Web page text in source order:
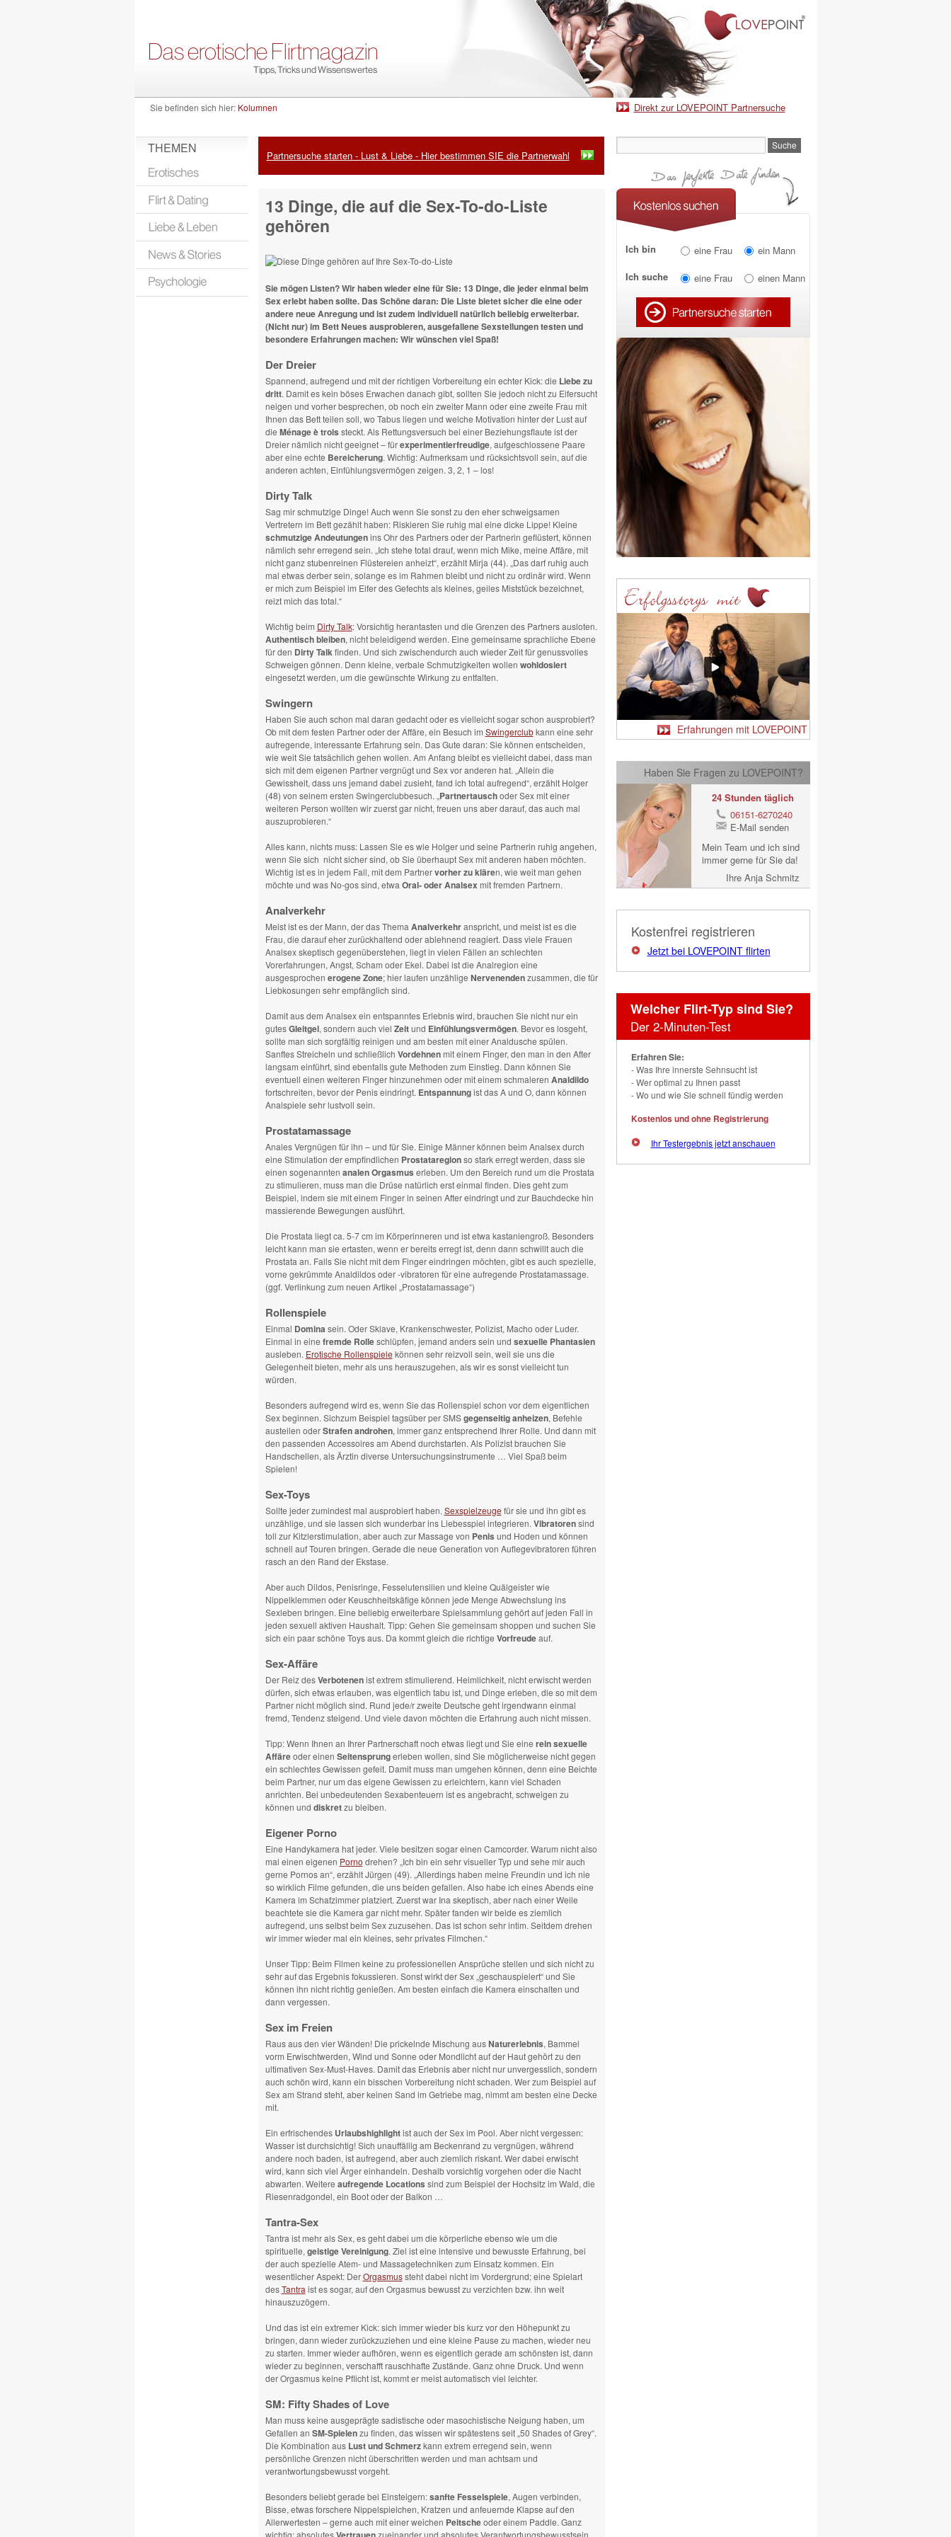
Sie befinden sich hier: Kolumnen Direkt zur LOVEPOINT Partnersuche
THEMEN
Ich bin eine Frau
ein Mann
Ich suche
eine Frau einen Mann
Erfahrungen mit LOVEPOINT
Haben Sie Fragen zu LOVEPOINT?
24 Stunden täglich
06151-6270240
E-Mail senden
Mein Team und ich sind
immer gerne für Sie da!
Ihre Anja Schmitz
Kostenfrei registrieren
Jetzt bei LOVEPOINT flirten
Welcher Flirt-Typ sind Sie?
Der 2-Minuten-Test
Erfahren Sie:
Was Ihre innerste Sehnsucht ist
Wer optimal zu Ihnen passt
Wo und wie Sie schnell fündig werden
Kostenlos und ohne Registrierung
Ihr Testergebnis jetzt anschauen
Partnersuche starten - Lust & Liebe - Hier bestimmen SIE die Partnerwahl
13 Dinge, die auf die Sex-To-do-Liste
gehören
Sie mögen Listen? Wir haben wieder eine für Sie: 13 Dinge, die jeder einmal beim
Sex erlebt haben sollte. Das Schöne daran: Die Liste bietet sicher die eine oder
andere neue Anregung und ist zudem individuell natürlich beliebig erweiterbar.
(Nicht nur) im Bett Neues ausprobieren, ausgefallene Sexstellungen testen und
besondere Erfahrungen machen: Wir wünschen viel Spaß!
Der Dreier
Spannend, aufregend und mit der richtigen Vorbereitung ein echter Kick: die Liebe zu
dritt. Damit es kein böses Erwachen danach gibt, sollten Sie jedoch nicht zu Eifersucht
neigen und vorher besprechen, ob noch ein zweiter Mann oder eine zweite Frau mit
Ihnen das Bett teilen soll, wo Tabus liegen und welche Motivation hinter der Lust auf
die Ménage è trois steckt. Als Rettungsversuch bei einer Beziehungsflaute ist der
Dreier nämlich nicht geeignet – fürexperimentierfreudige, aufgeschlossene Paare
aber eine echte Bereicherung. Wichtig: Aufmerksam und rücksichtsvoll sein, auf die
anderen achten, Einfühlungsvermögen zeigen. 3, 2, 1 – los!
Dirty Talk
Sag mir schmutzige Dinge! Auch wenn Sie sonst zu den eher schweigsamen
Vertretern im Bett gezählt haben: Riskieren Sie ruhig mal eine dicke Lippe! Kleine
schmutzige Andeutungenins Ohr des Partners oder der Partnerin geflüstert, können
nämlich sehr erregend sein. „Ich stehe total drauf, wenn mich Mike, meine Affäre, mit
nicht ganz stubenreinen Flüstereien anheizt“, erzählt Mirja (44). „Das darf ruhig auch
mal etwas derber sein, solange es im Rahmen bleibt und nicht zu ordinär wird. Wenn
er mich zum Beispiel im Eifer des Gefechts als kleines, geiles Miststück bezeichnet,
reizt mich das total.“
Wichtig beim Dirty Talk: Vorsichtig herantasten und die Grenzen des Partners ausloten.
Authentisch bleiben, nicht beleidigend werden. Eine gemeinsame sprachliche Ebene
für den Dirty Talk finden. Und sich zwischendurch auch wieder Zeit für genussvolles
Schweigen gönnen. Denn kleine, verbale Schmutzigkeiten wollen wohldosiert
eingesetzt werden, um die gewünschte Wirkung zu entfalten.
Swingern
Haben Sie auch schon mal daran gedacht oder es vielleicht sogar schon ausprobiert?
Ob mit dem festen Partner oder der Affäre, ein Besuch im Swingerclubkann eine sehr
aufregende, interessante Erfahrung sein. Das Gute daran: Sie können entscheiden,
wie weit Sie tatsächlich gehen wollen. Am Anfang bleibt es vielleicht dabei, dass man
sich mit dem eigenen Partner vergnügt und Sex vor anderen hat. „Allein die
Gewissheit, dass uns jemand dabei zusieht, fand ich total aufregend“, erzählt Holger
(48) von seinem ersten Swingerclubbesuch. „Partnertauschoder Sex mit einer
weiteren Person wollten wir zuerst gar nicht, freuen uns aber darauf, das auch mal
auszuprobieren.“
Alles kann, nichts muss: Lassen Sie es wie Holger und seine Partnerin ruhig angehen,
wenn Sie sich nicht sicher sind, ob Sie überhaupt Sex mit anderen haben möchten.
Wichtig ist es in jedem Fall, mit dem Partnervorher zu klären, wie weit man gehen
möchte und was No-gos sind, etwa Oral- oder Analsex mit fremden Partnern.
Analverkehr
Meist ist es der Mann, der das Thema Analverkehranspricht, und meist ist es die
Frau, die darauf eher zurückhaltend oder ablehnend reagiert. Dass viele Frauen
Analsex skeptisch gegenüberstehen, liegt in vielen Fällen an schlechten
Vorerfahrungen, Angst, Scham oder Ekel. Dabei ist die Analregion eine
ausgesprochen erogene Zone; hier laufen unzählige Nervenendenzusammen, die für
Liebkosungen sehr empfänglich sind.
Damit aus dem Analsex ein entspanntes Erlebnis wird, brauchen Sie nicht nur ein
gutesGleitgel, sondern auch viel Zeitund Einfühlungsvermögen. Bevor es losgeht,
sollte man sich sorgfältig reinigen und am besten mit einer Analdusche spülen.
Sanftes Streicheln und schließlich Vordehnenmit einem Finger, den man in den After
langsam einführt, sind ebenfalls gute Methoden zum Einstieg. Dann können Sie
eventuell einen weiteren Finger hinzunehmen oder mit einem schmaleren Analdildo
fortschreiten, bevor der Penis eindringt. Entspannungist das A und O, dann können
Analspiele sehr lustvoll sein.
Prostatamassage
Anales Vergnügen für ihn – und für Sie. Einige Männer können beim Analsex durch
eine Stimulation der empfindlichen Prostataregionso stark erregt werden, dass sie
einen sogenannten analen Orgasmus erleben. Um den Bereich rund um die Prostata
zu stimulieren, muss man die Drüse natürlich erst einmal finden. Dies geht zum
Beispiel, indem sie mit einem Finger in seinen After eindringt und zur Bauchdecke hin
massierende Bewegungen ausführt.
Die Prostata liegt ca. 5-7 cm im Körperinneren und ist etwa kastaniengroß. Besonders
leicht kann man sie ertasten, wenn er bereits erregt ist, denn dann schwillt auch die
Prostata an. Falls Sie nicht mit dem Finger eindringen möchten, gibt es auch spezielle,
vorne gekrümmte Analdildos oder -vibratoren für eine aufregende Prostatamassage.
(ggf. Verlinkung zum neuen Artikel „Prostatamassage“)
Rollenspiele
Einmal Domina sein. Oder Sklave, Krankenschwester, Polizist, Macho oder Luder.
Einmal in eine fremde Rolleschlüpfen, jemand anders sein und sexuelle Phantasien
ausleben. Erotische Rollenspiele können sehr reizvoll sein, weil sie uns die
Gelegenheit bieten, mehr als uns herauszugehen, als wir es sonst vielleicht tun
würden.
Besonders aufregend wird es, wenn Sie das Rollenspiel schon vor dem eigentlichen
Sex beginnen. Sichzum Beispiel tagsüber per SMSgegenseitig anheizen, Befehle
austeilen oderStrafen androhen, immer ganz entsprechend Ihrer Rolle. Und dann mit
den passenden Accessoires am Abend durchstarten. Als Polizist brauchen Sie
Handschellen, als Ärztin diverse Untersuchungsinstrumente … Viel Spaß beim
Spielen!
Sex-Toys
Sollte jeder zumindest mal ausprobiert haben. Sexspielzeuge für sie und ihn gibt es
unzählige, und sie lassen sich wunderbar ins Liebesspiel integrieren. Vibratorensind
toll zur Kitzlerstimulation, aber auch zur Massage von Penis und Hoden und können
schnell auf Touren bringen. Gerade die neue Generation von Auflegevibratoren führen
rasch an den Rand der Ekstase.
Aber auch Dildos, Penisringe, Fesselutensilien und kleine Quälgeister wie
Nippelklemmen oder Keuschheitskäfige können jede Menge Abwechslung ins
Sexleben bringen. Eine beliebig erweiterbare Spielsammlung gehört auf jeden Fall in
jeden sexuell aktiven Haushalt. Tipp: Gehen Sie gemeinsam shoppen und suchen Sie
sich ein paar schöne Toys aus. Da kommt gleich die richtige Vorfreudeauf.
Sex-Affäre
Der Reiz desVerbotenenist extrem stimulierend. Heimlichkeit, nicht erwischt werden
dürfen, sich etwas erlauben, was eigentlich tabu ist, und Dinge erleben, die so mit dem
Partner nicht möglich sind. Rund jede/r zweite Deutsche geht irgendwann einmal
fremd, Tendenz steigend. Und viele davon möchten die Erfahrung auch nicht missen.
Tipp: Wenn Ihnen an Ihrer Partnerschaft noch etwas liegt und Sie eine rein sexuelle
Affäreoder einen Seitensprungerleben wollen, sind Sie möglicherweise nicht gegen
ein schlechtes Gewissen gefeit. Damit muss man umgehen können, denn eine Beichte
beim Partner, nur um das eigene Gewissen zu erleichtern, kann viel Schaden
anrichten. Bei unbedeutenden Sexabenteuern ist es angebracht, schweigen zu
können und diskretzu bleiben.
Eigener Porno
Eine Handykamera hat jeder. Viele besitzen sogar einen Camcorder. Warum nicht also
mal einen eigenen Porno drehen? „Ich bin ein sehr visueller Typ und sehe mir auch
gerne Pornos an“, erzählt Jürgen (49). „Allerdings haben meine Freundin und ich nie
so wirklich Filme gefunden, die uns beiden gefallen. Also habe ich eines Abends eine
Kamera im Schafzimmer platziert. Zuerst war Ina skeptisch, aber nach einer Weile
beachtete sie die Kamera gar nicht mehr. Später fanden wir beide es ziemlich
aufregend, uns selbst beim Sex zuzusehen. Das ist schon sehr intim. Seitdem drehen
wir immer wieder mal ein kleines, sehr privates Filmchen.“
Unser Tipp: Beim Filmen keine zu professionellen Ansprüche stellen und sich nicht zu
sehr auf das Ergebnis fokussieren. Sonst wirkt der Sex „geschauspielert“ und Sie
können ihn nicht richtig genießen. Am besten einfach die Kamera einschalten und
dann vergessen.
Sex im Freien
Raus aus den vier Wänden! Die prickelnde Mischung ausNaturerlebnis, Bammel
vorm Erwischtwerden, Wind und Sonne oder Mondlicht auf der Haut gehört zu den
ultimativen Sex-Must-Haves. Damit das Erlebnis aber nicht nur unvergesslich, sondern
auch schön wird, kann ein bisschen Vorbereitung nicht schaden. Wer zum Beispiel auf
Sex am Strand steht, aber keinen Sand im Getriebe mag, nimmt am besten eine Decke
mit.
Ein erfrischendes Urlaubshighlightist auch der Sex im Pool. Aber nicht vergessen:
Wasser ist durchsichtig! Sich unauffällig am Beckenrand zu vergnügen, während
andere noch baden, ist aufregend, aber auch ziemlich riskant. Wer dabei erwischt
wird, kann sich viel Ärger einhandeln. Deshalb vorsichtig vorgehen oder die Nacht
abwarten. Weitere aufregende Locations sind zum Beispiel der Hochsitz im Wald, die
Riesenradgondel, ein Boot oder der Balkon …
Tantra-Sex
Tantra ist mehr als Sex, es geht dabei um die körperliche ebenso wie um die
spirituelle, geistige Vereinigung. Ziel ist eine intensive und bewusste Erfahrung, bei
der auch spezielle Atem- und Massagetechniken zum Einsatz kommen. Ein
wesentlicher Aspekt: DerOrgasmussteht dabei nicht im Vordergrund; eine Spielart
desTantra ist es sogar, auf den Orgasmus bewusst zu verzichten bzw. ihn weit
hinauszuzögern.
Und das ist ein extremer Kick: sich immer wieder bis kurz vor den Höhepunkt zu
bringen, dann wieder zurückzuziehen und eine kleine Pause zu machen, wieder neu
zu starten. Immer wieder aufhören, wenn es eigentlich gerade am schönsten ist, dann
wieder zu beginnen, verschafft rauschhafte Zustände. Ganz ohne Druck. Und wenn
der Orgasmus keine Pflicht ist, kommt er meist automatisch viel leichter.
SM: Fifty Shades of Love
Man muss keine ausgeprägte sadistische oder masochistische Neigung haben, um
Gefallen an SM-Spielenzu finden, das wissen wir spätestens seit „50 Shades of Grey“.
Die Kombination aus Lust und Schmerzkann extrem erregend sein, wenn
persönliche Grenzen nicht überschritten werden und man achtsam und
verantwortungsbewusst vorgeht.
Besonders beliebt gerade bei Einsteigern:sanfte Fesselspiele, Augen verbinden,
Bisse, etwas forschere Nippelspielchen, Kratzen und anfeuernde Klapse auf den
Allerwertesten – gerne auch mit einer weichen Peitscheoder einem Paddle. Ganz
wichtig: absolutes
zueinander und absolutes Verantwortungsbewusstsein